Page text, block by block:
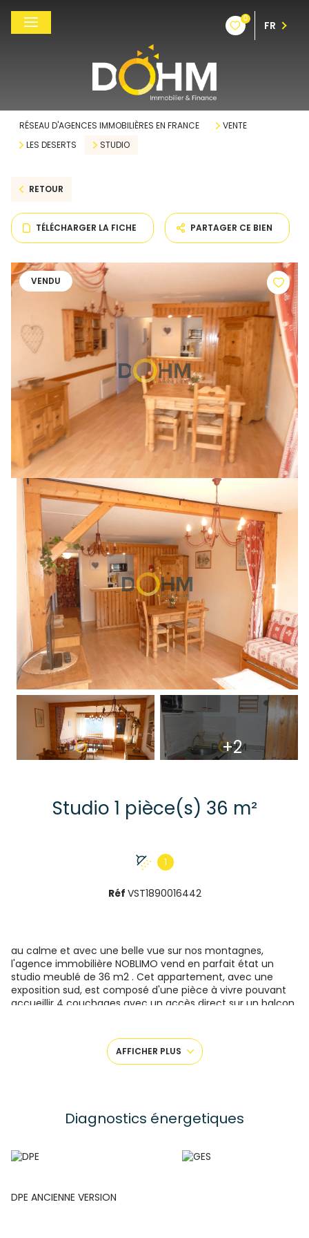
0
FR
RÉSEAU D'AGENCES IMMOBILIÈRES EN FRANCE
VENTE
LES DESERTS
STUDIO
RETOUR
TÉLÉCHARGER LA FICHE PARTAGER CE BIEN
VENDU
+2
Studio 1 pièce(s) 36 m²
1
Réf VST1890016442
au calme et avec une belle vue sur nos montagnes,
l'agence immobilière NOBLIMO vend en parfait état un
studio meublé de 36 m2 . Cet appartement, avec une
exposition sud, est composé d'une pièce à vivre pouvant
accueillir 4 couchages avec un accès direct sur un balcon,
ski. Honoraires à charge vendeur. Charges annuelles 1116 €
chauffage compris. Pour visiter ce bien, contactez
Monique, agent commercial
exposé sont disponibles sur le site
Géorisques
AFFICHER PLUS
Diagnostics énergetiques
DPE ANCIENNE VERSION